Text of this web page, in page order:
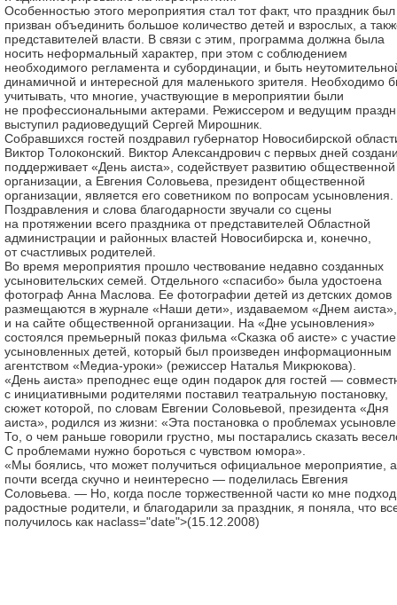
Особенностью этого мероприятия стал тот факт, что праздник был
призван объединить большое количество детей и взрослых, а
представителей власти. В связи с этим, программа должна была
носить неформальный характер, при этом с соблюдением
необходимого регламента и субординации, и быть
динамичной и интересной для маленького зрителя. Необходимо
учитывать, что многие, участвующие в мероприятии были
не профессиональными актерами. Режиссером и ведущим
выступил радиоведущий Сергей Мирошник.
Собравшихся гостей поздравил губернатор Новосибирской
Виктор Толоконский. Виктор Александрович с первых дней
поддерживает «День аиста», содействует развитию общественной
организации, а Евгения Соловьева, президент общественной
организации, является его советником по вопросам усыновления.
Поздравления и слова благодарности звучали со сцены
на протяжении всего праздника от представителей Областной
администрации и районных властей Новосибирска и, конечно,
от счастливых родителей.
Во время мероприятия прошло чествование недавно созданных
усыновительских семей. Отдельного «спасибо» была удостоена
фотограф Анна Маслова. Ее фотографии детей из детских домов
размещаются в журнале «Наши дети», издаваемом «Днем аиста»,
и на сайте общественной организации. На «Дне усыновления»
состоялся премьерный показ фильма «Сказка об аисте» с
усыновленных детей, который был произведен информационным
агентством «Медиа-уроки» (режиссер Наталья Микрюкова).
«День аиста» преподнес еще один подарок для гостей —
с инициативными родителями поставил театральную постановку,
сюжет которой, по словам Евгении Соловьевой, президента «Дня
аиста», родился из жизни: «Эта постановка о проблемах
То, о чем раньше говорили грустно, мы постарались сказать
С проблемами нужно бороться с чувством юмора».
«Мы боялись, что может получиться официальное мероприятие,
почти всегда скучно и неинтересно — поделилась Евгения
Соловьева. — Но, когда после торжественной части ко мне
радостные родители, и благодарили за праздник, я поняла, что
получилось как наclass="date">(15.12.2008)